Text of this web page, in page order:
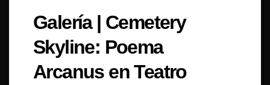
Galería | Cemetery
Skyline: Poema
Arcanus en Teatro